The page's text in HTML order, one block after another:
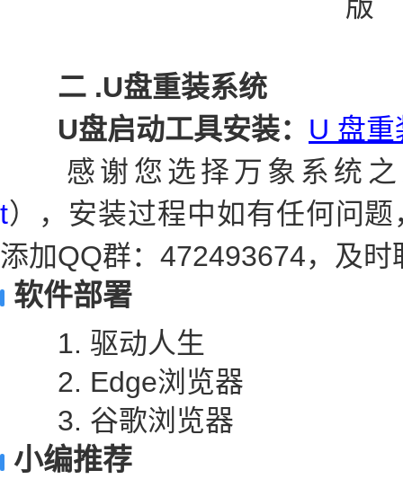
二 .U盘重装系统
U盘启动工具安装： U 盘
感谢您选择万象系统之
t），安装过程中如有任何问
添加QQ群：472493674，及
软件部署
1. 驱动人生
2. Edge浏览器
3. 谷歌浏览器
小编推荐